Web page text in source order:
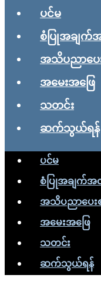
ပင်မ
စံပြုအချက်
အသိပညာပေး
အမေးအဖြေ
သတင်း
ဆက်သွယ်ရန်
ပင်မ
စံပြုအချက်အ
အသိပညာပေးစ
အမေးအဖြေ
သတင်း
ဆက်သွယ်ရန်